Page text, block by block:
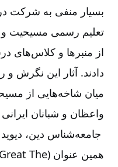
بسیار منفی به شرکت
تعلیم رسمی مسیحیت و
از منبرها و کلاس‌‌های
دادند. آثار این نگرش و
میان شاخه‌‌هایی از
واعظان و شبانان
جامعه‌‌شناس دین،
همین عنوان (The
Great